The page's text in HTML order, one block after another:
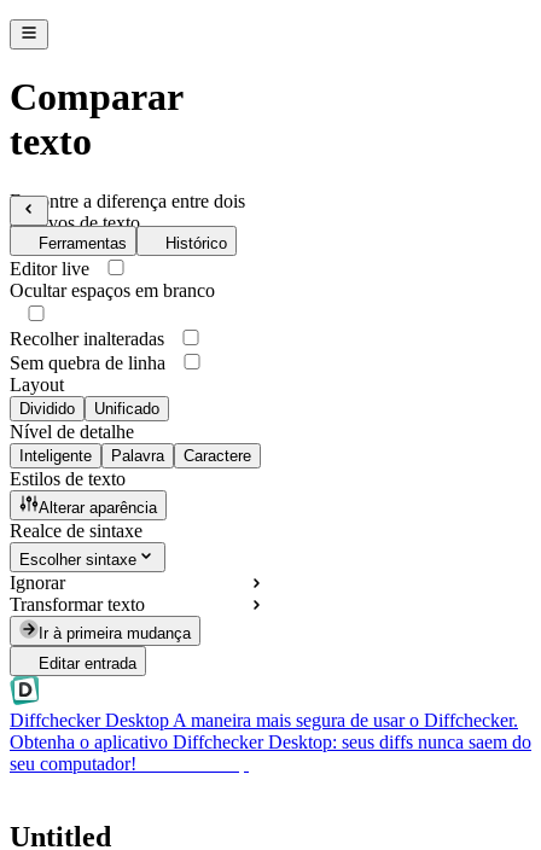
Comparar
texto
Encontre a diferença entre dois
arquivos de texto
Ferramentas Histórico
Editor live
Ocultar espaços em branco
Recolher inalteradas
Sem quebra de linha
Layout
Dividido Unificado
Nível de detalhe
Inteligente Palavra Caractere
Estilos de texto
Alterar aparência
Realce de sintaxe
Escolher sintaxe
Ignorar
Transformar texto
Ir à primeira mudança
Editar entrada
Diffchecker DesktopA maneira mais segura de usar o Diffchecker.
Obtenha o aplicativo Diffchecker Desktop: seus diffs nunca saem do
seu computador!
Untitled